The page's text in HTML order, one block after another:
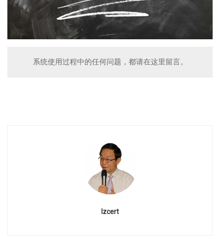
系统使用过程中的任何问题，都请在这里留言。
Izcert